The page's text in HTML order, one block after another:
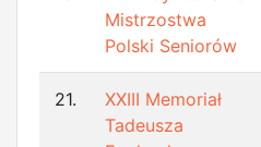
Mistrzostwa
Polski Seniorów
21.
XXIII Memoriał
Tadeusza